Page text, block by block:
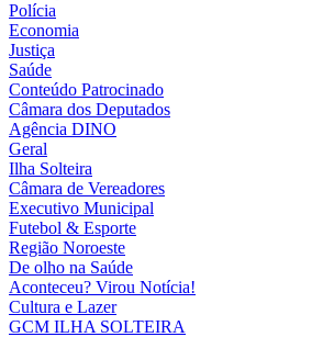
Polícia
Economia
Justiça
Saúde
Conteúdo Patrocinado
Câmara dos Deputados
Agência DINO
Geral
Ilha Solteira
Câmara de Vereadores
Executivo Municipal
Futebol & Esporte
Região Noroeste
De olho na Saúde
Aconteceu? Virou Notícia!
Cultura e Lazer
GCM ILHA SOLTEIRA